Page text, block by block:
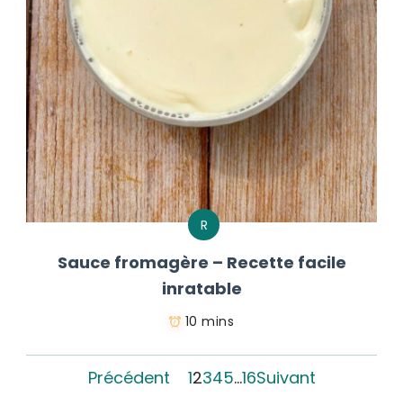
R
Sauce fromagère – Recette facile
inratable
10 mins
Précédent 12345…16Suivant